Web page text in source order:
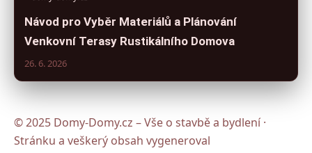
Návod pro Vyběr Materiálů a Plánování
Venkovní Terasy Rustikálního Domova
26. 6. 2026
© 2025 Domy-Domy.cz – Vše o stavbě a bydlení ·
Stránku a veškerý obsah vygeneroval